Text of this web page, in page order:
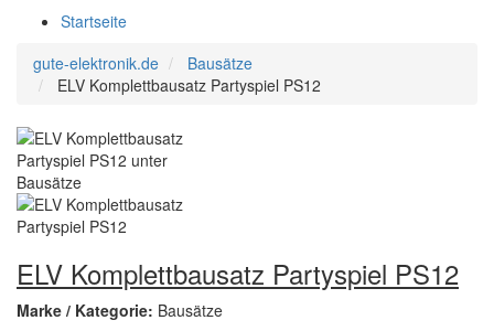
Startseite
gute-elektronik.de
Bausätze
ELV Komplettbausatz Partyspiel PS12
ELV Komplettbausatz Partyspiel PS12
Marke / Kategorie: Bausätze